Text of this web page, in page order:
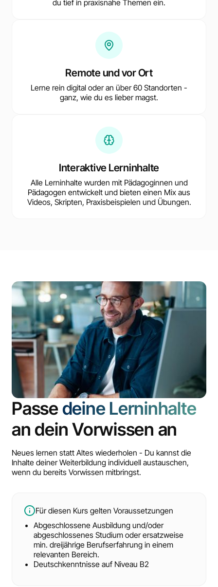
du tief in praxisnahe Themen ein.
Remote und vor Ort
Lerne rein digital oder an über 60 Standorten -
ganz, wie du es lieber magst.
Interaktive Lerninhalte
Alle Lerninhalte wurden mit Pädagoginnen und
Pädagogen entwickelt und bieten einen Mix aus
Videos, Skripten, Praxisbeispielen und Übungen.
Passedeine Lerninhalte
an dein Vorwissen an
Neues lernen statt Altes wiederholen - Du kannst die
Inhalte deiner Weiterbildung individuell austauschen,
wenn du bereits Vorwissen mitbringst.
Für diesen Kurs gelten Voraussetzungen
Abgeschlossene Ausbildung und/oder
abgeschlossenes Studium oder ersatzweise
min. dreijährige Berufserfahrung in einem
relevanten Bereich.
Deutschkenntnisse auf Niveau B2